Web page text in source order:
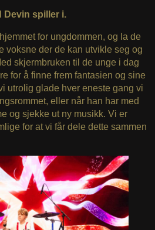
Devin spiller i.
for ungdommen, og la de
voksne der de kan utvikle seg og
skjermbruken til de unge i dag
for å finne frem fantasien og sine
utrolig glade hver eneste gang vi
eller når han har med
og sjekke ut ny musikk. Vi er
for at vi får dele dette sammen